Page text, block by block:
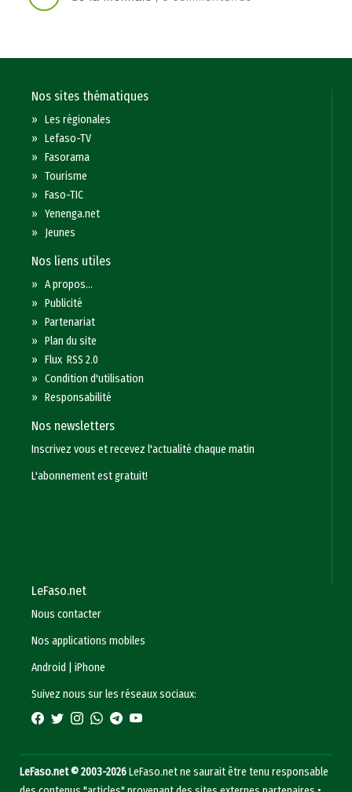
Nos sites thématiques
»Les régionales
»Lefaso-TV
»Fasorama
»Tourisme
»Faso-TIC
»Yenenga.net
» Jeunes
Nos liens utiles
»A propos...
»Publicité
»Partenariat
»Plan du site
»Flux RSS 2.0
»Condition d'utilisation
»Responsabilité
Nos newsletters
Inscrivez vous et recevez l'actualité chaque matin
L'abonnement est gratuit!
LeFaso.net
Nous contacter
Nos applications mobiles
Android
|iPhone
Suivez nous sur les réseaux sociaux:
LeFaso.net © 2003-2026LeFaso.net ne saurait être tenu responsable